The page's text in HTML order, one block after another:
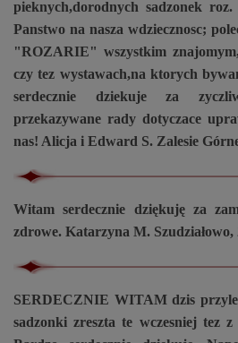
pieknych,dorodnych sadzonek
Panstwo na nasza wdziecznosc;
"ROZARIE" wszystkim
czy tez wystawach,na ktorych
serdecznie dziekuje za
przekazywane rady dotyczace
nas! Alicja i Edward S. Zalesie
Witam serdecznie dziękuję za
zdrowe. Katarzyna M. Szudziałowo,
SERDECZNIE WITAM dzis
sadzonki zreszta te wczesniej tez z